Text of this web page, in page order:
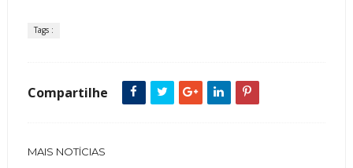
Tags :
Compartilhe
MAIS NOTÍCIAS